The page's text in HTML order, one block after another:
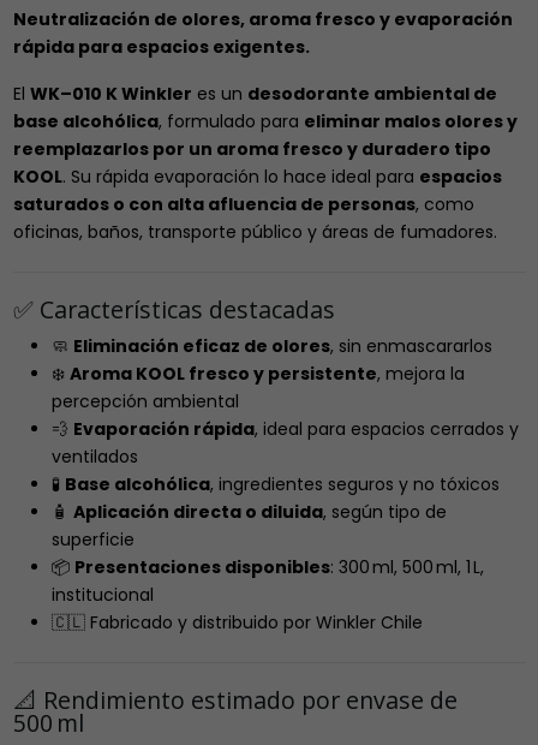
Neutralización de olores, aroma fresco y evaporación
rápida para espacios exigentes.
El WK–010 K Winkler es un desodorante ambiental de
base alcohólica, formulado para eliminar malos olores y
reemplazarlos por un aroma fresco y duradero tipo
KOOL. Su rápida evaporación lo hace ideal para espacios
saturados o con alta afluencia de personas, como
oficinas, baños, transporte público y áreas de fumadores.
✅ Características destacadas
🧼 Eliminación eficaz de olores, sin enmascararlos
❄️ Aroma KOOL fresco y persistente, mejora la
percepción ambiental
💨 Evaporación rápida, ideal para espacios cerrados y
ventilados
🧪 Base alcohólica, ingredientes seguros y no tóxicos
🧴 Aplicación directa o diluida, según tipo de
superficie
📦 Presentaciones disponibles: 300 ml, 500 ml, 1 L,
institucional
🇨🇱 Fabricado y distribuido por Winkler Chile
📐 Rendimiento estimado por envase de
500 ml